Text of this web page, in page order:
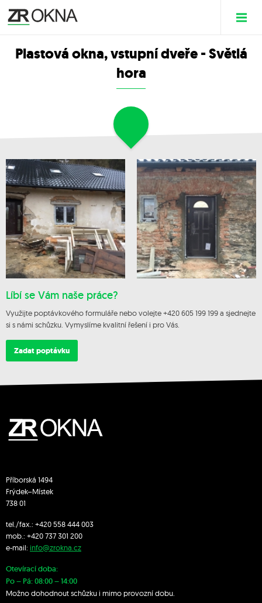
Plastová okna, vstupní dveře - Světlá
hora
Líbí se Vám naše práce?
Využijte poptávkového formuláře nebo volejte +420 605 199 199 a sjednejte
si s námi schůzku. Vymyslíme kvalitní řešení i pro Vás.
Zadat poptávku
Příborská 1494
Frýdek–Místek
738 01
tel./fax.: +420 558 444 003
mob.: +420 737 301 200
e-mail: info@zrokna.cz
Otevírací doba:
Po – Pá: 08:00 – 14:00
Možno dohodnout schůzku i mimo provozní dobu.